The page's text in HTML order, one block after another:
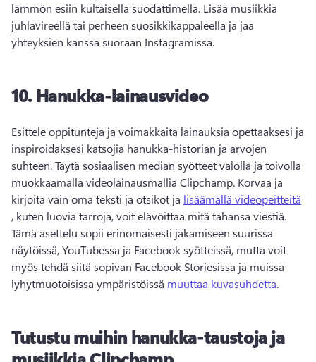
lämmön esiin kultaisella suodattimella. Lisää musiikkia
juhlavireellä tai perheen suosikkikappaleella ja jaa
yhteyksien kanssa suoraan Instagramissa.
10.Hanukka-lainausvideo
Esittele oppitunteja ja voimakkaita lainauksia opettaaksesi ja
inspiroidaksesi katsojia hanukka-historian ja arvojen
suhteen. Täytä sosiaalisen median syötteet valolla ja toivolla
muokkaamalla videolainausmallia Clipchamp. Korvaa ja
kirjoita vain oma teksti ja otsikot ja lisäämällä videopeitteitä
Tämä asettelu sopii erinomaisesti jakamiseen suurissa
näytöissä, YouTubessa ja Facebook syötteissä, mutta voit
myös tehdä siitä sopivan Facebook Storiesissa ja muissa
lyhytmuotoisissa ympäristöissä muuttaa kuvasuhdetta.
Tutustu muihin hanukka-taustoja ja